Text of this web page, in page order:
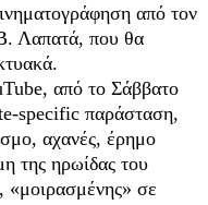
από τον
Λαπατά, που θα
από το Σάββατο
specific παράσταση,
αχανές, έρημο
της ηρωίδας του
«μοιρασμένης» σε